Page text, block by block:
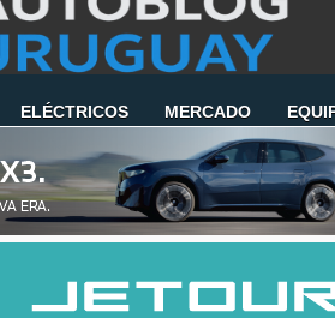
ELÉCTRICOS MERCADO